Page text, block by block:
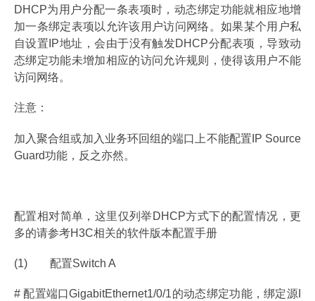
DHCP为用户分配一条表项时，动态绑定功能就相应地增
加一条绑定表项以允许该用户访问网络。如果某个用户私
自设置IP地址，会由于没有触发DHCP分配表项，导致动
态绑定功能未增加相应的访问允许规则，使得该用户不能
访问网络。
注意：
加入聚合组或加入业务环回组的端口上不能配置IP Source
Guard功能，反之亦然。
配置相对简单，这里仅列举DHCP方式下的配置情况，更
多的请参考H3C相关的软件版本配置手册
(1) 配置Switch A
# 配置端口GigabitEthernet1/0/1的动态绑定功能，绑定源I